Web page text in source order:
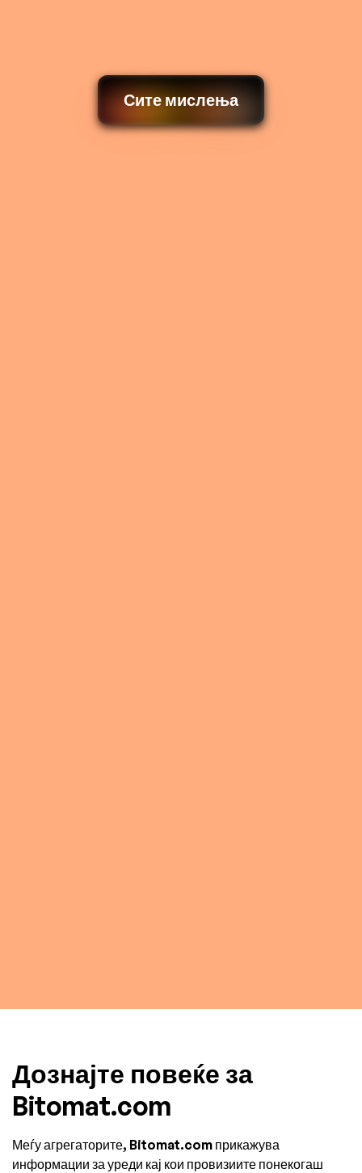
Сите мислења
Дознајте повеќе за
Bitomat.com
Меѓу агрегаторите, Bitomat.com прикажува
информации за уреди кај кои провизиите понекогаш